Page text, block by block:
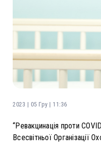
2023 | 05 Гру | 11:36
“Ревакцинація проти
Всесвітньої Організації